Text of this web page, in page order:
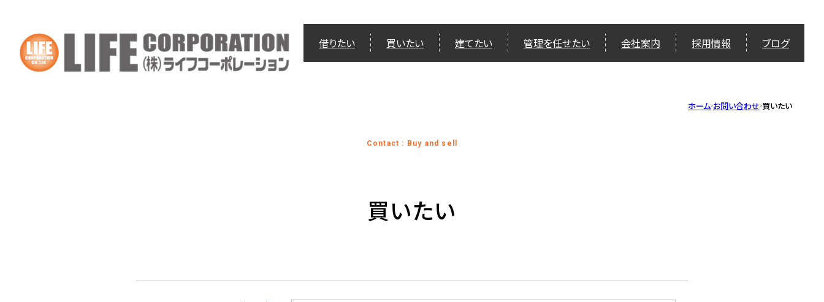
借りたい 買いたい 建てたい 管理を任せたい 会社案内 採用情報 ブログ
ホーム お問い合わせ 買いたい
Contact : Buy and sell
買いたい